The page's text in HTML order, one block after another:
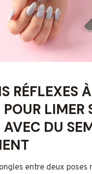
RÉFLEXES À
LIMER
AVEC DU
entre deux poses